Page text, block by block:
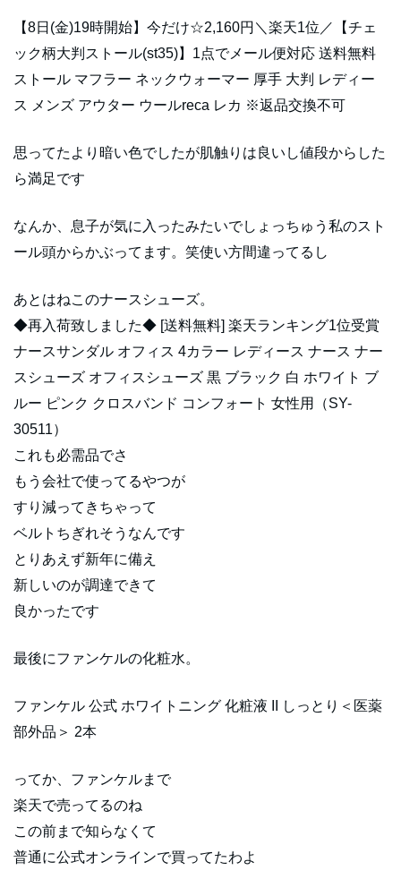
【8日(金)19時開始】今だけ☆2,160円＼楽天1位／【チェ
ック柄大判ストール(st35)】1点でメール便対応 送料無料
ストール マフラー ネックウォーマー 厚手 大判 レディー
ス メンズ アウター ウールreca レカ ※返品交換不可
思ってたより暗い色でしたが肌触りは良いし値段からした
ら満足です
なんか、息子が気に入ったみたいでしょっちゅう私のスト
ール頭からかぶってます。笑使い方間違ってるし
あとはねこのナースシューズ。
◆再入荷致しました◆ [送料無料] 楽天ランキング1位受賞
ナースサンダル オフィス 4カラー レディース ナース ナー
スシューズ オフィスシューズ 黒 ブラック 白 ホワイト ブ
ルー ピンク クロスバンド コンフォート 女性用（SY-
30511）
これも必需品でさ
もう会社で使ってるやつが
すり減ってきちゃって
ベルトちぎれそうなんです
とりあえず新年に備え
新しいのが調達できて
良かったです
最後にファンケルの化粧水。
ファンケル 公式 ホワイトニング 化粧液 II しっとり＜医薬
部外品＞ 2本
ってか、ファンケルまで
楽天で売ってるのね
この前まで知らなくて
普通に公式オンラインで買ってたわよ